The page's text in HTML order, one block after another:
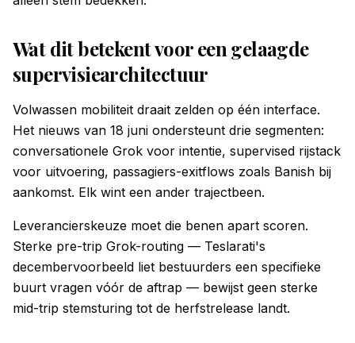
Wat dit betekent voor een gelaagde
supervisiearchitectuur
Volwassen mobiliteit draait zelden op één interface.
Het nieuws van 18 juni ondersteunt drie segmenten:
conversationele Grok voor intentie, supervised rijstack
voor uitvoering, passagiers-exitflows zoals Banish bij
aankomst. Elk wint een ander trajectbeen.
Leverancierskeuze moet die benen apart scoren.
Sterke pre-trip Grok-routing — Teslarati's
decembervoorbeeld liet bestuurders een specifieke
buurt vragen vóór de aftrap — bewijst geen sterke
mid-trip stemsturing tot de herfstrelease landt.